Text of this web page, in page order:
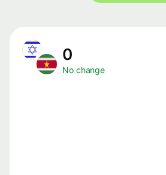
No change